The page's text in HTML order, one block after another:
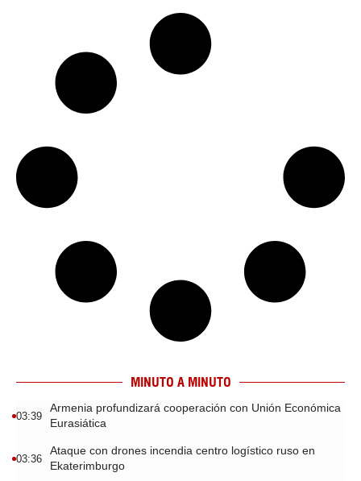
MINUTO A MINUTO
03:39
Armenia profundizará cooperación con Unión Económica
Eurasiática
03:36
Ataque con drones incendia centro logístico ruso en
Ekaterimburgo